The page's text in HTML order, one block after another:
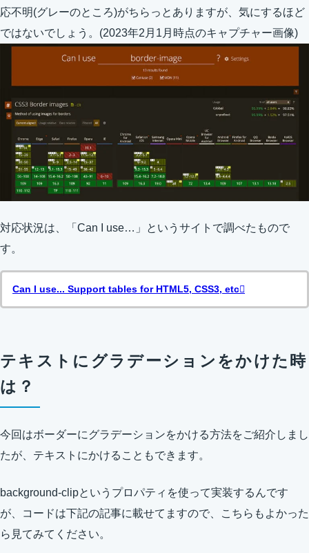
応不明(グレーのところ)がちらっとありますが、気にするほど
ではないでしょう。(2023年2月1月時点のキャプチャー画像)
対応状況は、「Can I use…」というサイトで調べたもので
す。
Can I use... Support tables for HTML5, CSS3, etc
テキストにグラデーションをかけた時
は？
今回はボーダーにグラデーションをかける方法をご紹介しまし
たが、テキストにかけることもできます。
background-clipというプロパティを使って実装するんです
が、コードは下記の記事に載せてますので、こちらもよかった
ら見てみてください。